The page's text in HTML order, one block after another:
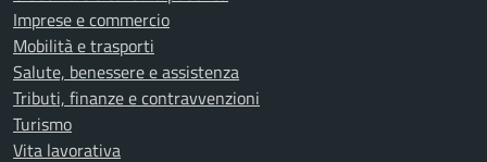
Imprese e commercio
Mobilità e trasporti
Salute, benessere e assistenza
Tributi, finanze e contravvenzioni
Turismo
Vita lavorativa